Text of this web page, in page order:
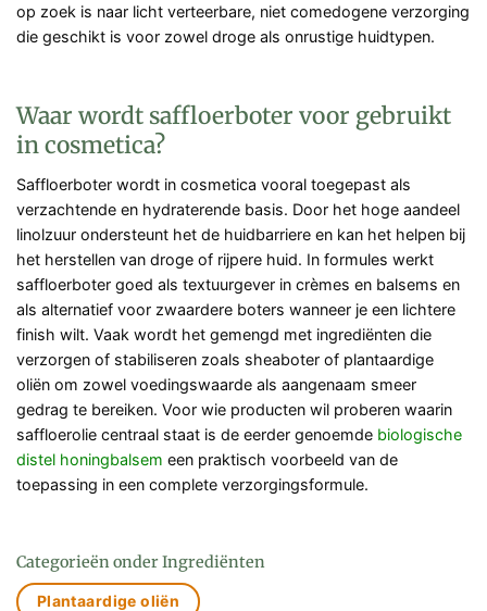
op zoek is naar licht verteerbare, niet comedogene verzorging
die geschikt is voor zowel droge als onrustige huidtypen.
Waar wordt saffloerboter voor gebruikt
in cosmetica?
Saffloerboter wordt in cosmetica vooral toegepast als
verzachtende en hydraterende basis. Door het hoge aandeel
linolzuur ondersteunt het de huidbarriere en kan het helpen bij
het herstellen van droge of rijpere huid. In formules werkt
saffloerboter goed als textuurgever in crèmes en balsems en
als alternatief voor zwaardere boters wanneer je een lichtere
finish wilt. Vaak wordt het gemengd met ingrediënten die
verzorgen of stabiliseren zoals sheaboter of plantaardige
oliën om zowel voedingswaarde als aangenaam smeer
gedrag te bereiken. Voor wie producten wil proberen waarin
saffloerolie centraal staat is de eerder genoemde biologische
distel honingbalsem een praktisch voorbeeld van de
toepassing in een complete verzorgingsformule.
Categorieën onder Ingrediënten
Plantaardige oliën